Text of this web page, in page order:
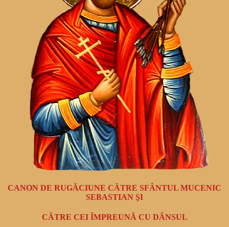
CANON DE RUGĂCIUNE CĂTRE SFÂNTUL MUCENIC
SEBASTIAN ŞI
CĂTRE CEI ÎMPREUNĂ CU DÂNSUL